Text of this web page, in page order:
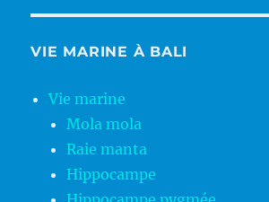
VIE MARINE À BALI
Vie marine
Mola mola
Raie manta
Hippocampe